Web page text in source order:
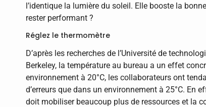
l’identique la lumière du soleil. Elle booste la
rester performant ?
Réglez le thermomètre
D’après les recherches de l’Université de
Berkeley, la température au bureau a un effet
environnement à 20°C, les collaborateurs ont
d’erreurs que dans un environnement à 25°C. En
doit mobiliser beaucoup plus de ressources et la